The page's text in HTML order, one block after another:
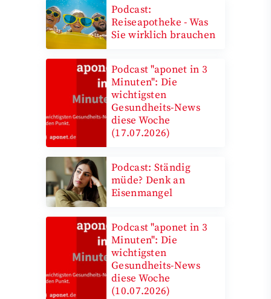
Podcast:
Reiseapotheke - Was
Sie wirklich brauchen
Podcast "aponet in 3
Minuten": Die
wichtigsten
Gesundheits-News
diese Woche
(17.07.2026)
Podcast: Ständig
müde? Denk an
Eisenmangel
Podcast "aponet in 3
Minuten": Die
wichtigsten
Gesundheits-News
diese Woche
(10.07.2026)